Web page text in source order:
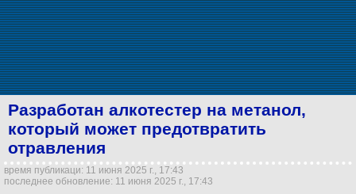
Разработан алкотестер на метанол,
который может предотвратить
отравления
время публикаци: 11 июня 2025 г., 17:43
последнее обновление: 11 июня 2025 г., 17:43